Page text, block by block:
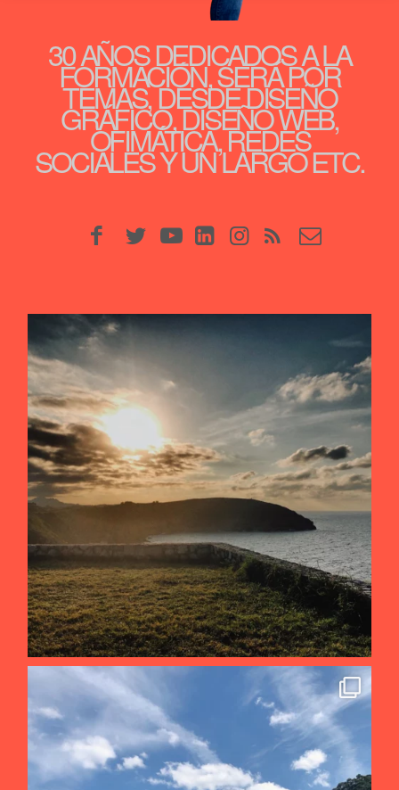
30 AÑOS DEDICADOS A LA
FORMACIÓN, SERÁ POR
TEMAS, DESDE DISEÑO
GRÁFICO, DISEÑO WEB,
OFIMÁTICA, REDES
SOCIALES Y UN LARGO ETC.